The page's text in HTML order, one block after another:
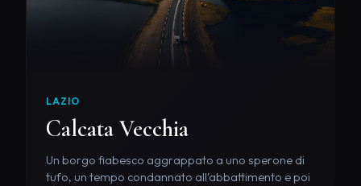
LAZIO
Calcata Vecchia
Un borgo fiabesco aggrappato a uno sperone di
tufo, un tempo condannato all'abbattimento e poi